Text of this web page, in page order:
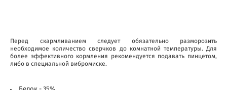
Перед скармливанием следует обязательно разморозить
необходимое количество сверчков до комнатной температуры. Для
более эффективного кормления рекомендуется подавать пинцетом,
либо в специальной вибромиске.